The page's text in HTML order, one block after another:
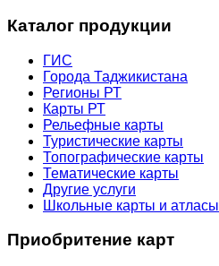
Каталог продукции
ГИС
Города Таджикистана
Регионы РТ
Карты РТ
Рельефные карты
Туристические карты
Топографические карты
Тематические карты
Другие услуги
Школьные карты и атласы
Приобритение карт